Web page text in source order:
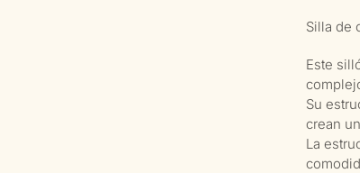
Silla de
Este
Su
crean
La